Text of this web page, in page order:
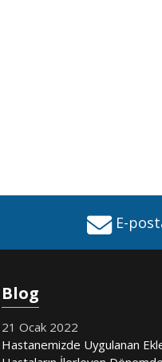
E-
Blog
21 Ocak 2022
Hastanemizde Uygulanan